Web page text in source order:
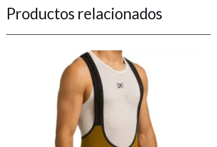
Productos relacionados